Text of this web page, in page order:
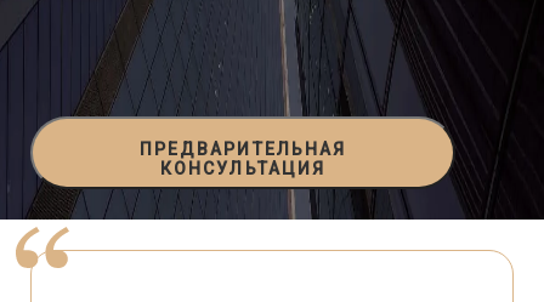
ПРЕДВАРИТЕЛЬНАЯ
КОНСУЛЬТАЦИЯ